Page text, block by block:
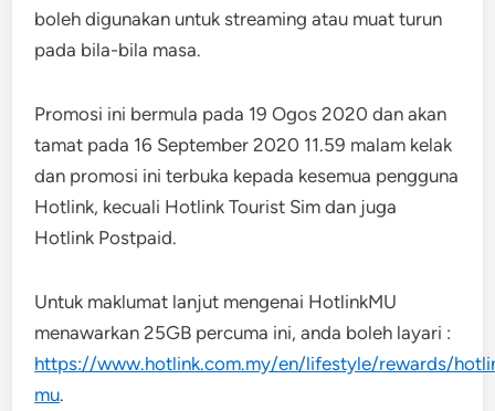
boleh digunakan untuk streaming atau muat turun
pada bila-bila masa.
Promosi ini bermula pada 19 Ogos 2020 dan akan
tamat pada 16 September 2020 11.59 malam kelak
dan promosi ini terbuka kepada kesemua pengguna
Hotlink, kecuali Hotlink Tourist Sim dan juga
Hotlink Postpaid.
Untuk maklumat lanjut mengenai HotlinkMU
menawarkan 25GB percuma ini, anda boleh layari :
https://www.hotlink.com.my/en/lifestyle/rewards/
mu.